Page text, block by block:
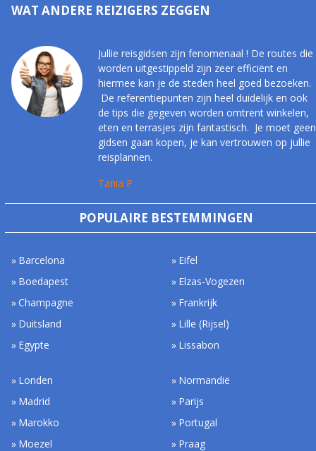
WAT ANDERE REIZIGERS ZEGGEN
Jullie reisgidsen zijn fenomenaal ! De routes die
worden uitgestippeld zijn zeer efficiënt en
hiermee kan je de steden heel goed bezoeken.
De referentiepunten zijn heel duidelijk en ook
de tips die gegeven worden omtrent winkelen,
eten en terrasjes zijn fantastisch. Je moet geen
gidsen gaan kopen, je kan vertrouwen op jullie
reisplannen.
Tania P
POPULAIRE BESTEMMINGEN
Barcelona
Boedapest
Champagne
Duitsland
Egypte
Eifel
Elzas-Vogezen
Frankrijk
Lille (Rijsel)
Lissabon
Londen
Madrid
Marokko
Moezel
Normandië
Parijs
Portugal
Praag